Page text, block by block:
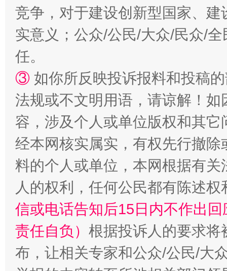
“蜀中异人”王建安的艺术幻境
竞争，对于建设创新型国家、
实意义；公众/公民/大众/民众/
任。
③ 如你所反映投诉报料和投稿
法规或不文明用语，请谅解！
容，涉及个人或单位版权和其它
经本网核实属实，有权先行撤
料的个人或单位，本网根据有
人的权利，任何公民都有陈述
信或电话告知后15日内不作出
责任自负） 根据投诉人的要求将
布，让相关专家和公众/公民/大